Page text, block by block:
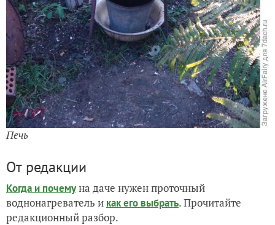
Печь
От редакции
Когда и почемуна даче нужен проточный
воднонагреватель и как его выбрать. Прочитайте
редакционный разбор.